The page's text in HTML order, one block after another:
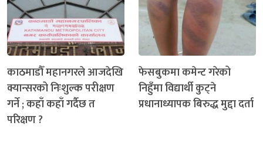
काठमाडौँ महानगरले आजदेखि
क्यान्सरको निःशुल्क परीक्षण
गर्ने ; कहाँ कहाँ गर्दैछ त
परिक्षण ?
फेसबुकमा कमेन्ट गरेको
निहुँमा विद्यार्थी कुट्ने
प्रधानाध्यापक बिरुद्ध मुद्दा दर्ता